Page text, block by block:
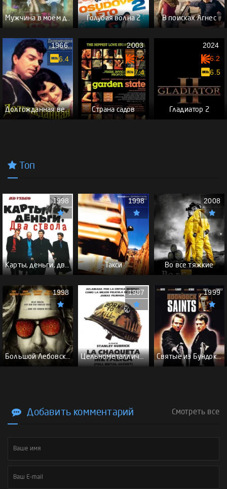
Мужчина в моём доме Голубая волна 2 В поисках Агнес
Долгожданная весна
1966
6.4
Страна садов
2003
7.2
7.4
Гладиатор 2
2024
6.2
6.5
Топ
Карты, деньги, два ствола - (Перевод Гоблина)
1998
Такси
1998
Во все тяжкие
2008
Большой Лебовски - (Перевод Гоблина)
1998
Цельнометаллическая оболочка - (Перевод Гоблина)
1987
Святые из Бундока \ Святые из трущоб - (Перевод Гоблина)
1999
Добавить комментарий Смотреть все